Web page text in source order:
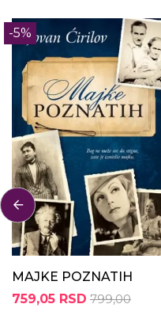
-5%
MAJKE POZNATIH
759,05 RSD 799,00